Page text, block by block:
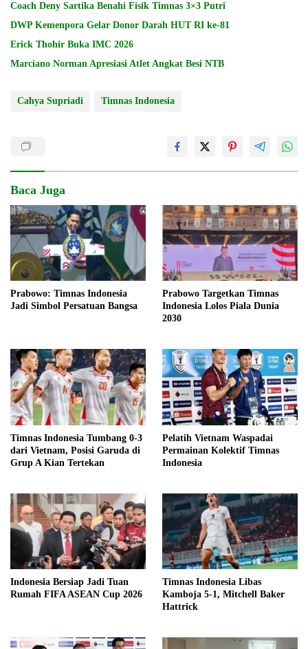
Coach Deny Sartika Benahi Fisik Timnas 3×3 Putri
DWP Kemenpora Gelar Donor Darah HUT RI ke-81
Erick Thohir Buka IMC 2026
Marciano Norman Apresiasi Atlet Angkat Besi NTB
Cahya Supriadi Timnas Indonesia
Baca Juga
Prabowo: Timnas Indonesia
Jadi Simbol Persatuan Bangsa
Prabowo Targetkan Timnas
Indonesia Lolos Piala Dunia
2030
Timnas Indonesia Tumbang 0-3
dari Vietnam, Posisi Garuda di
Grup A Kian Tertekan
Pelatih Vietnam Waspadai
Permainan Kolektif Timnas
Indonesia
Indonesia Bersiap Jadi Tuan
Rumah FIFA ASEAN Cup 2026
Timnas Indonesia Libas
Kamboja 5-1, Mitchell Baker
Hattrick